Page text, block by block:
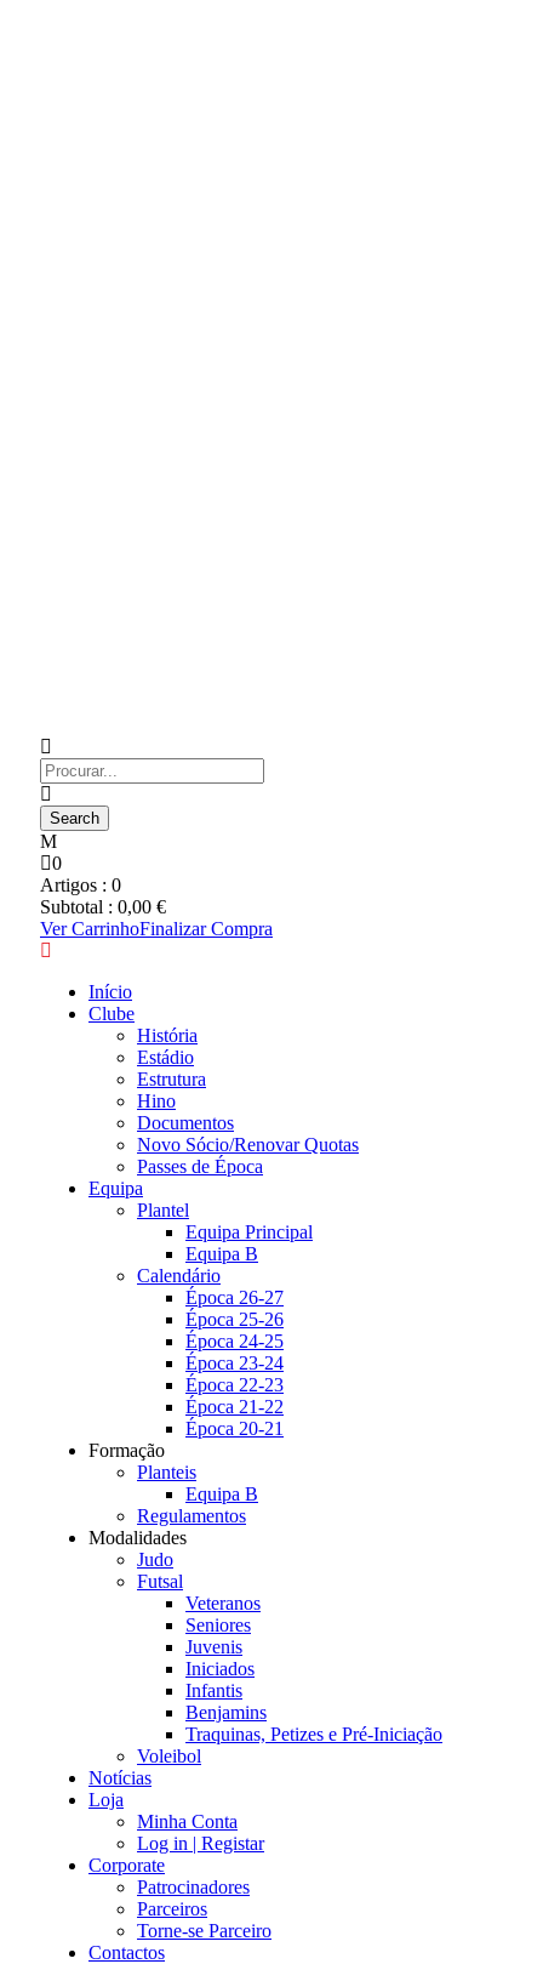
0
Artigos : 0
Subtotal : 0,00 €
Ver CarrinhoFinalizar Compra
Início
Clube
História
Estádio
Estrutura
Hino
Documentos
Novo Sócio/Renovar Quotas
Passes de Época
Equipa
Plantel
Equipa Principal
Equipa B
Calendário
Época 26-27
Época 25-26
Época 24-25
Época 23-24
Época 22-23
Época 21-22
Época 20-21
Formação
Planteis
Equipa B
Regulamentos
Modalidades
Judo
Futsal
Veteranos
Seniores
Juvenis
Iniciados
Infantis
Benjamins
Traquinas, Petizes e Pré-Iniciação
Voleibol
Notícias
Loja
Minha Conta
Log in | Registar
Corporate
Patrocinadores
Parceiros
Torne-se Parceiro
Contactos